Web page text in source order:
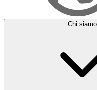
Chi siamo